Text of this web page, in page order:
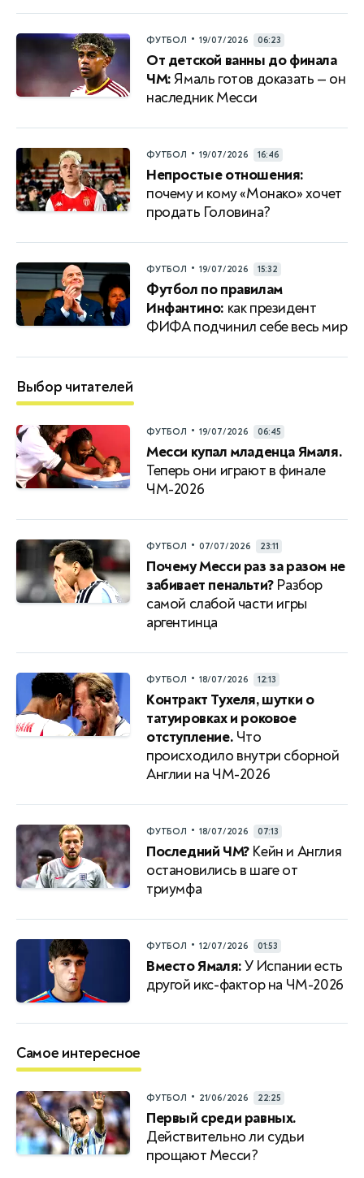
ФУТБОЛ • 19/07/2026 06:23
От детской ванны до финала
ЧМ:Ямаль готов доказать — он
наследник Месси
ФУТБОЛ • 19/07/2026 16:46
Непростые отношения:
почему и кому «Монако» хочет
продать Головина?
ФУТБОЛ • 19/07/2026 15:32
Футбол по правилам
Инфантино: как президент
ФИФА подчинил себе весь мир
Выбор читателей
ФУТБОЛ • 19/07/2026 06:45
Месси купал младенца Ямаля.
Теперь они играют в финале
ЧМ-2026
ФУТБОЛ • 07/07/2026 23:11
Почему Месси раз за разом не
забивает пенальти?Разбор
самой слабой части игры
аргентинца
ФУТБОЛ • 18/07/2026 12:13
Контракт Тухеля, шутки о
татуировках и роковое
отступление. Что
происходило внутри сборной
Англии на ЧМ-2026
ФУТБОЛ • 18/07/2026 07:13
Последний ЧМ?Кейн и Англия
остановились в шаге от
триумфа
ФУТБОЛ • 12/07/2026 01:53
Вместо Ямаля:У Испании есть
другой икс-фактор на ЧМ-2026
Самое интересное
ФУТБОЛ • 21/06/2026 22:25
Первый среди равных.
Действительно ли судьи
прощают Месси?